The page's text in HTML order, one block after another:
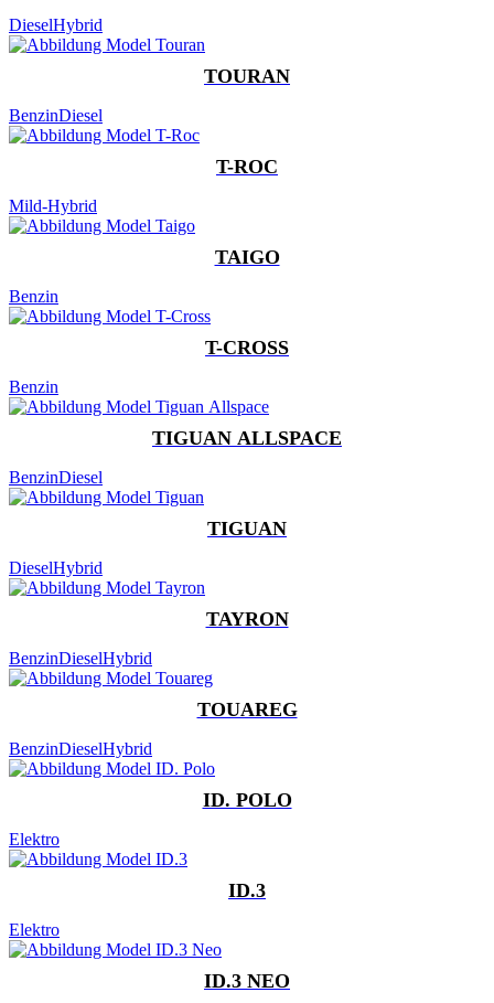
DieselHybrid
TOURAN
BenzinDiesel
T-ROC
Mild-Hybrid
TAIGO
Benzin
T-CROSS
Benzin
TIGUAN ALLSPACE
BenzinDiesel
TIGUAN
DieselHybrid
TAYRON
BenzinDieselHybrid
TOUAREG
BenzinDieselHybrid
ID. POLO
Elektro
ID.3
Elektro
ID.3 NEO